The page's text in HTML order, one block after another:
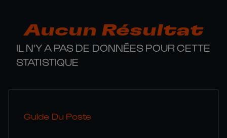
Aucun Résultat
IL N'Y A PAS DE DONNÉES POUR CETTE
STATISTIQUE
Guide Du Poste